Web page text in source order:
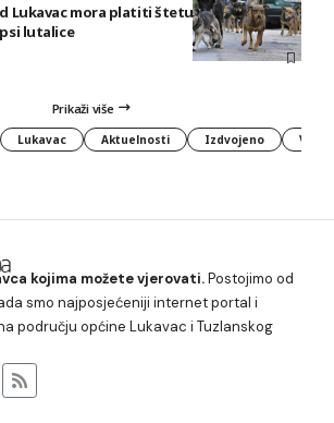
Lukavac mora platiti štetu na vozilu koju
lutalice
Prikaži više
Lukavac Aktuelnosti Izdvojeno
kojima možete vjerovati.Postojimo od
smo najposjećeniji internet portal i
području općine Lukavac i Tuzlanskog